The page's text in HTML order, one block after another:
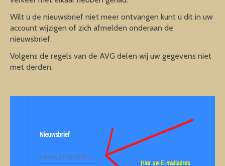
Wilt u de nieuwsbrief niet meer ontvangen kunt u dit in uw
account wijzigen of zich afmelden onderaan de
nieuwsbrief.
Volgens de regels van de AVG delen wij uw gegevens niet
met derden.